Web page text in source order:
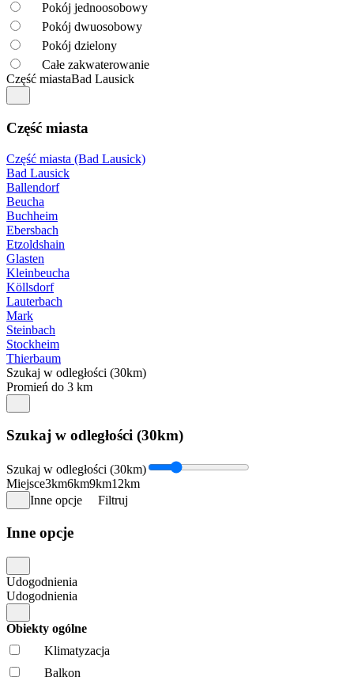
Pokój jednoosobowy
Pokój dwuosobowy
Pokój dzielony
Całe zakwaterowanie
Część miastaBad Lausick
Część miasta
Część miasta (Bad Lausick)
Bad Lausick
Ballendorf
Beucha
Buchheim
Ebersbach
Etzoldshain
Glasten
Kleinbeucha
Köllsdorf
Lauterbach
Mark
Steinbach
Stockheim
Thierbaum
Szukaj w odległości (30km)
Promień do 3 km
Szukaj w odległości (30km)
Szukaj w odległości (30km)
Miejsce3km6km9km12km
Inne opcje
Filtruj
Inne opcje
Udogodnienia
Udogodnienia
Obiekty ogólne
Klimatyzacja
Balkon